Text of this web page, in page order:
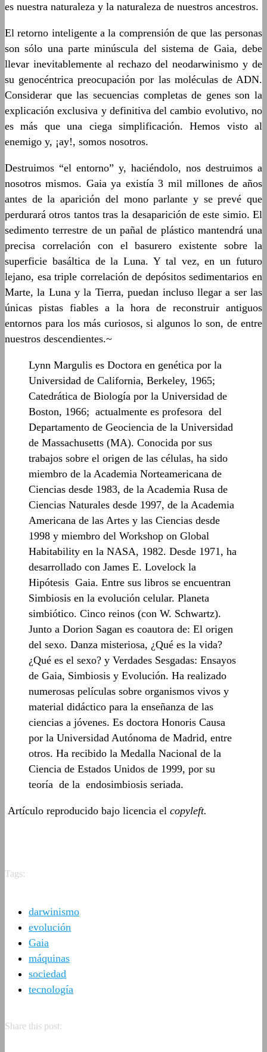
es nuestra naturaleza y la naturaleza de nuestros ancestros.
El retorno inteligente a la comprensión de que las personas
son sólo una parte minúscula del sistema de Gaia, debe
llevar inevitablemente al rechazo del neodarwinismo y de
su genocéntrica preocupación por las moléculas de ADN.
Considerar que las secuencias completas de genes son la
explicación exclusiva y definitiva del cambio evolutivo, no
es más que una ciega simplificación. Hemos visto al
enemigo y, ¡ay!, somos nosotros.
Destruimos “el entorno” y, haciéndolo, nos destruimos a
nosotros mismos. Gaia ya existía 3 mil millones de años
antes de la aparición del mono parlante y se prevé que
perdurará otros tantos tras la desaparición de este simio. El
sedimento terrestre de un pañal de plástico mantendrá una
precisa correlación con el basurero existente sobre la
superficie basáltica de la Luna. Y tal vez, en un futuro
lejano, esa triple correlación de depósitos sedimentarios en
Marte, la Luna y la Tierra, puedan incluso llegar a ser las
únicas pistas fiables a la hora de reconstruir antiguos
entornos para los más curiosos, si algunos lo son, de entre
nuestros descendientes.~
Lynn Margulis es Doctora en genética por la
Universidad de California, Berkeley, 1965;
Catedrática de Biología por la Universidad de
Boston, 1966; actualmente es profesora del
Departamento de Geociencia de la Universidad
de Massachusetts (MA). Conocida por sus
trabajos sobre el origen de las células, ha sido
miembro de la Academia Norteamericana de
Ciencias desde 1983, de la Academia Rusa de
Ciencias Naturales desde 1997, de la Academia
Americana de las Artes y las Ciencias desde
1998 y miembro del Workshop on Global
Habitability en la NASA, 1982. Desde 1971, ha
desarrollado con James E. Lovelock la
Hipótesis Gaia. Entre sus libros se encuentran
Simbiosis en la evolución celular. Planeta
simbiótico. Cinco reinos (con W. Schwartz).
Junto a Dorion Sagan es coautora de: El origen
del sexo. Danza misteriosa, ¿Qué es la vida?
¿Qué es el sexo? y Verdades Sesgadas: Ensayos
de Gaia, Simbiosis y Evolución. Ha realizado
numerosas películas sobre organismos vivos y
material didáctico para la enseñanza de las
ciencias a jóvenes. Es doctora Honoris Causa
por la Universidad Autónoma de Madrid, entre
otros. Ha recibido la Medalla Nacional de la
Ciencia de Estados Unidos de 1999, por su
teoría de la endosimbiosis seriada.
Artículo reproducido bajo licencia el copyleft.
Tags:
darwinismo
evolución
Gaia
máquinas
sociedad
tecnología
Share this post: